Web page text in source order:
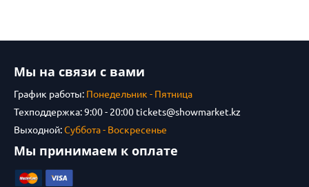
Мы на связи с вами
График работы: Понедельник - Пятница
Техподдержка: 9:00 - 20:00 tickets@showmarket.kz
Выходной:Суббота - Воскресенье
Мы принимаем к оплате